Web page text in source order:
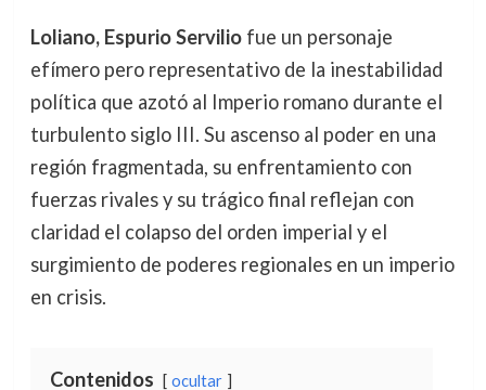
Loliano, Espurio Serviliofue un personaje
efímero pero representativo de la inestabilidad
política que azotó al Imperio romano durante el
turbulento siglo III. Su ascenso al poder en una
región fragmentada, su enfrentamiento con
fuerzas rivales y su trágico final reflejan con
claridad el colapso del orden imperial y el
surgimiento de poderes regionales en un imperio
en crisis.
Contenidos ocultar